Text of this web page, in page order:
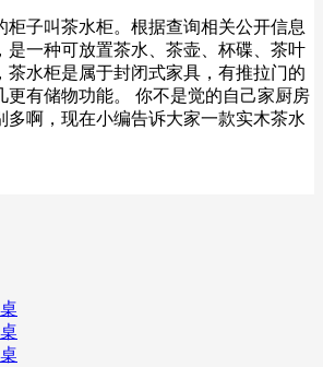
柜子叫茶水柜。根据查询相关公开信息
是一种可放置茶水、茶壶、杯碟、茶叶
茶水柜是属于封闭式家具，有推拉门的
更有储物功能。 你不是觉的自己家厨房
多啊，现在小编告诉大家一款实木茶水